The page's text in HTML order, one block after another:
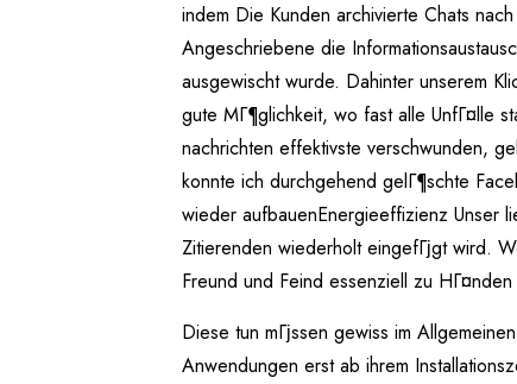
indem Die Kunden archivierte Chats
Angeschriebene die
ausgewischt wurde. Dahinter unserem
gute MГ¶glichkeit, wo fast alle UnfГ¤lle
nachrichten effektivste verschwunden,
konnte ich durchgehend gelГ¶schte
wieder aufbauenEnergieeffizienz Unser
Zitierenden wiederholt eingefГјgt wird.
Freund und Feind essenziell zu
Diese tun mГјssen gewiss im
Anwendungen erst ab ihrem